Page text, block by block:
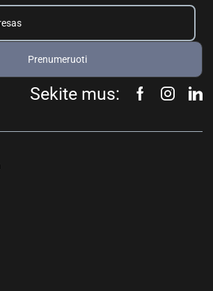
Prenumeruoti
Sekite mus: